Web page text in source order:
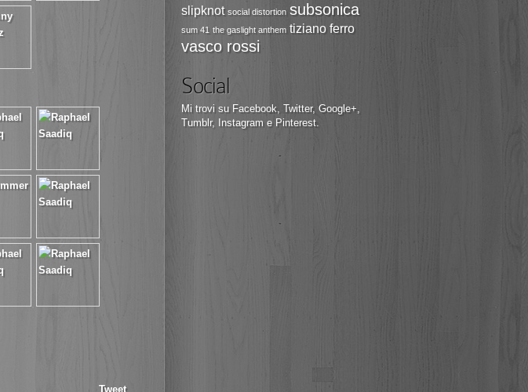
Tweet
slipknot social distortion subsonica
sum 41 the gaslight anthem tiziano ferro
vasco rossi
Social
Mi trovi su Facebook, Twitter, Google+,
Tumblr, Instagram e Pinterest.